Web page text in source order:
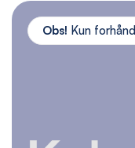
Skip
Obs! Kun